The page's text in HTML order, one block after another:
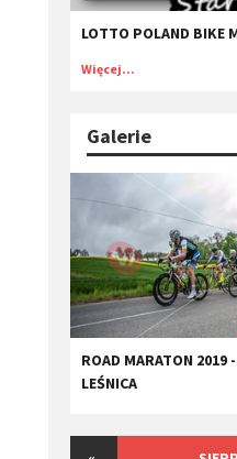
LOTTO POLAND BIKE
Więcej...
Galerie
ROAD MARATON 2019
LEŚNICA